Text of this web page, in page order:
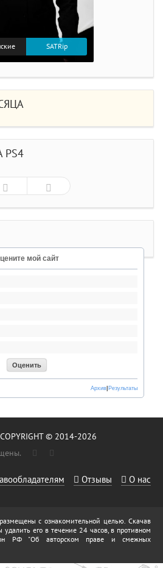
SATRip
мой сайт
Результаты
Архив
© 2014-2026
Отзывы О нас
с ознакомительной целью. Скачав
его в течение 24 часов, в противном
РФ "Об авторском праве и смежных